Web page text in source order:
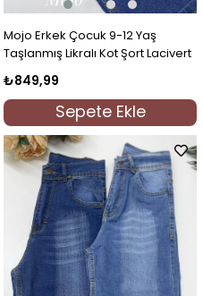
Mojo Erkek Çocuk 9-12 Yaş
Taşlanmış Likralı Kot Şort Lacivert
₺849,99
Sepete Ekle